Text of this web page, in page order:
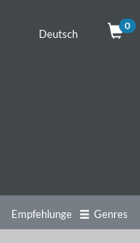
Deutsch
0
Empfehlungen Genres